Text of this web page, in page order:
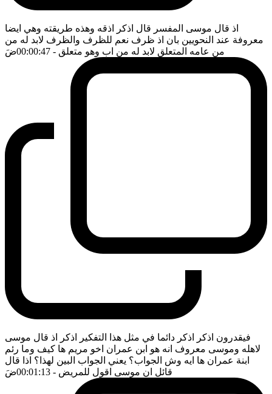
اذ قال موسى المفسر قال اذكر اذقه وهذه طريقته وهي ايضا
معروفة عند النحويين بان اذ ظرف نعم للظرف والظرف لابد له من
من عامه المتعلق لابد له من اب وهو متعلق - 00:00:47 ضَ
فيقدرون اذكر اذكر دائما في مثل هذا التفكير اذكر اذ قال موسى
لاهله وموسى معروف انه هو ابن عمران اخو مريم ها كيف وما رئم
ابنة عمران ها ايه وش الجواب؟ يعني الجواب البين لهذا؟ اذا قال
قائل ان موسى اقول للمريض - 00:01:13 ضَ